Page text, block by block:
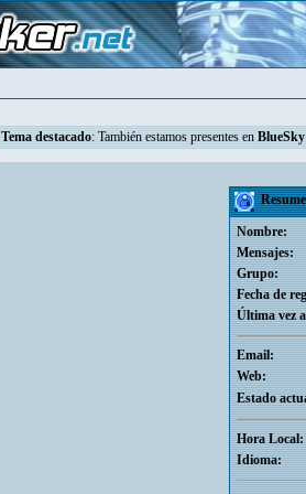
Tema destacado: También estamos presentes en BlueSky
Nombre:
Mensajes:
Grupo:
Fecha de
Última vez
Email:
Web:
Estado
Hora Local:
Idioma: